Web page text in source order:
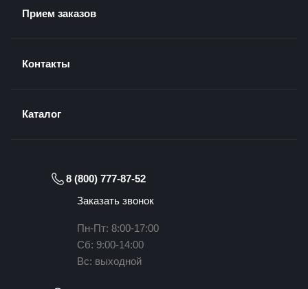
Прием заказов
Контакты
Каталог
8 (800) 777-87-52
Заказать звонок
Пн-Пт: 8:00-17:00
Сб: 9:00-14:00
Вс: выходной